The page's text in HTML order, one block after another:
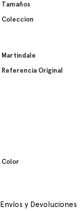
Tamaños
Coleccion
Martindale
Referencia Original
Color
Envíos y Devoluciones